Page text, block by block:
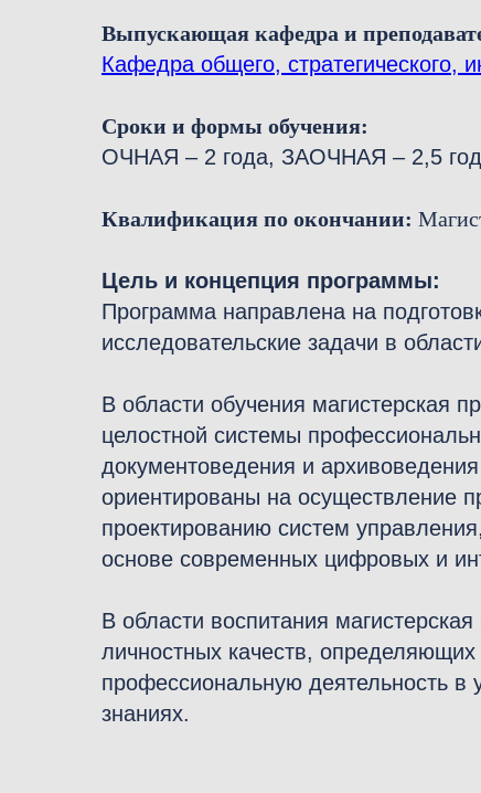
Выпускающая кафедра и
Кафедра общего, стратегического,
Сроки и формы обучения:
ОЧНАЯ – 2 года, ЗАОЧНАЯ – 2,5
Квалификация по окончании:
Цель и концепция программы:
Программа направлена на
исследовательские задачи в
В области обучения магистерская
целостной системы
документоведения и
ориентированы на осуществление
проектированию систем
основе современных цифровых и
В области воспитания
личностных качеств,
профессиональную деятельность
знаниях.